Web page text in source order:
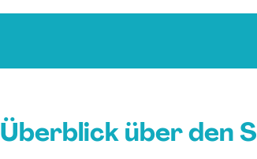
Überblick über den